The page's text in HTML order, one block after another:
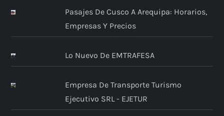
Pasajes De Cusco A Arequipa: Horarios,
Empresas Y Precios
Lo Nuevo De EMTRAFESA
Empresa De Transporte Turismo
Ejecutivo SRL - EJETUR